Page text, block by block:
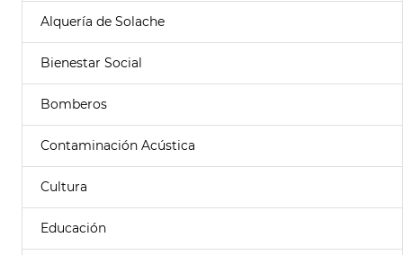
Alquería de Solache
Bienestar Social
Bomberos
Contaminación Acústica
Cultura
Educación